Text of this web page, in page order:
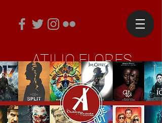
ATILIO FLORES
Periodista y Diseñador Editorial